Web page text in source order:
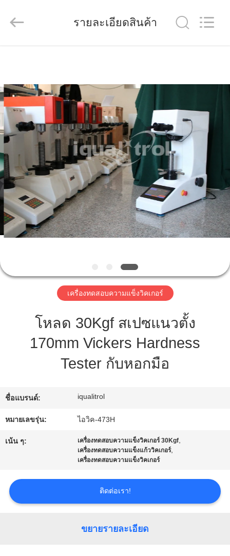
สินค้า
วิดีโอ
เกี่ยว
กับ
เรา
ทัวร์
โรงงาน
ควบคุม
เว็บไซต์
POLICY
Technology
Co.,
Reserved.
รายละเอียดสินค้า
เครื่องทดสอบความแข็งวิคเกอร์
โหลด 30Kgf สเปซแนวตั้ง
170mm Vickers Hardness
Tester กับหอกมือ
ชื่อแบรนด์: iqualitrol
หมายเลขรุ่น: ไอวิค-473H
เน้น ๆ: เครื่องทดสอบความแข็งวิคเกอร์ 30Kgf,
เครื่องทดสอบความแข็งแก้ววิคเกอร์,
เครื่องทดสอบความแข็งวิคเกอร์
ติดต่อเรา!
ขยายรายละเอียด